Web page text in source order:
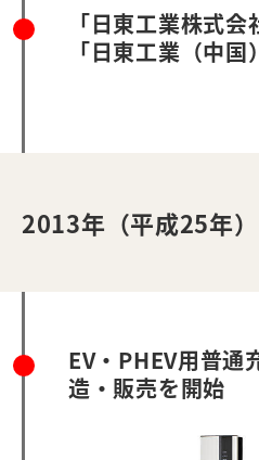
「日東工業株式
「日東工業（中
2013年（平成25年）
EV・PHEV用普通
造・販売を開始